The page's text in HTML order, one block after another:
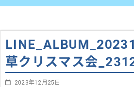
草クリスマス会
2023年12月25日